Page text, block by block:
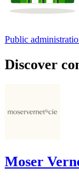
Public
Discover
Moser